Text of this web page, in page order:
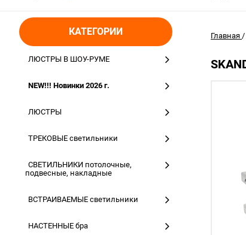
КАТЕГОРИИ
ЛЮСТРЫ В ШОУ-РУМЕ
NEW!!! Новинки 2026 г.
ЛЮСТРЫ
ТРЕКОВЫЕ светильники
СВЕТИЛЬНИКИ потолочные,
подвесные, накладные
ВСТРАИВАЕМЫЕ светильники
НАСТЕННЫЕ бра
Главная /